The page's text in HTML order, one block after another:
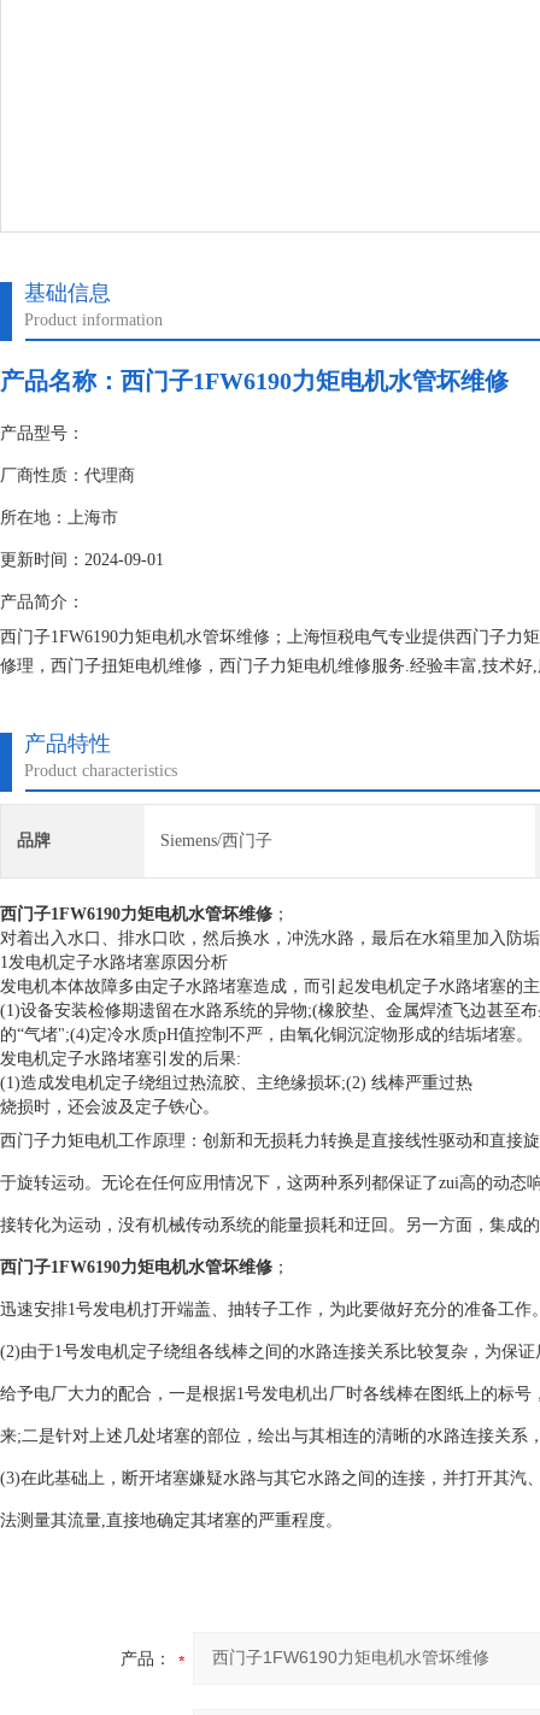
基础信息
Product information
产品名称： 西门子1FW6190力矩电机水管坏维修
产品型号：
厂商性质：代理商
所在地：上海市
更新时间：2024-09-01
产品简介：
西门子1FW6190力矩电机水管坏维修；上海恒税电气专业提供西门子
修理，西门子扭矩电机维修，西门子力矩电机维修服务.经验丰富,技术
产品特性
Product characteristics
品牌 Siemens/西门子
西门子1FW6190力矩电机水管坏维修 ；
对着出入水口、排水口吹，然后换水，冲洗水路，最后在水箱里加入防
1发电机定子水路堵塞原因分析
发电机本体故障多由定子水路堵塞造成，而引起发电机定子水路堵塞的
(1)设备安装检修期遗留在水路系统的异物;(橡胶垫、金属焊渣飞边甚至
的“气堵";(4)定冷水质pH值控制不严，由氧化铜沉淀物形成的结垢堵塞。
发电机定子水路堵塞引发的后果:
(1)造成发电机定子绕组过热流胶、主绝缘损坏;(2) 线棒严重过热
烧损时，还会波及定子铁心。
西门子力矩电机工作原理：创新和无损耗力转换是直接线性驱动和直接
于旋转运动。无论在任何应用情况下，这两种系列都保证了zui高的动
接转化为运动，没有机械传动系统的能量损耗和迂回。另一方面，集成
西门子1FW6190力矩电机水管坏维修 ；
迅速安排1号发电机打开端盖、抽转子工作，为此要做好充分的准备工作
(2)由于1号发电机定子绕组各线棒之间的水路连接关系比较复杂，为保
给予电厂大力的配合，一是根据1号发电机出厂时各线棒在图纸上的标
来;二是针对上述几处堵塞的部位，绘出与其相连的清晰的水路连接关
(3)在此基础上，断开堵塞嫌疑水路与其它水路之间的连接，并打开其汽
法测量其流量,直接地确定其堵塞的严重程度。
产品：